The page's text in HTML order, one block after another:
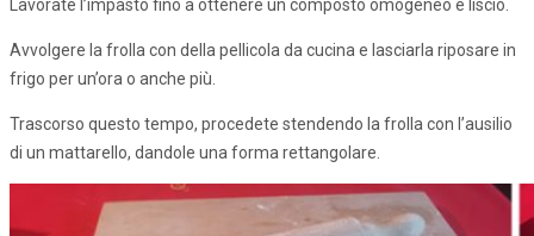
Lavorate l’impasto fino a ottenere un composto omogeneo e liscio.
Avvolgere la frolla con della pellicola da cucina e lasciarla riposare in
frigo per un’ora o anche più.
Trascorso questo tempo, procedete stendendo la frolla con l’ausilio
di un mattarello, dandole una forma rettangolare.